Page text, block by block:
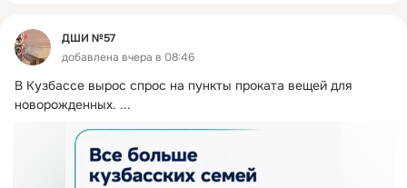
ДШИ №57
добавлена вчера в 08:46
В Кузбассе вырос спрос на пункты проката вещей для
новорожденных. ...